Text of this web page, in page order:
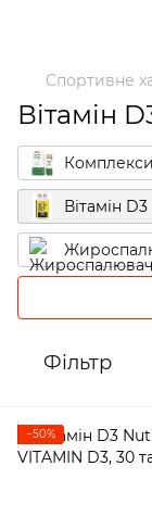
Спортивне
Вітамін
Комплекси
Вітамін D3
Фільтр
−50%